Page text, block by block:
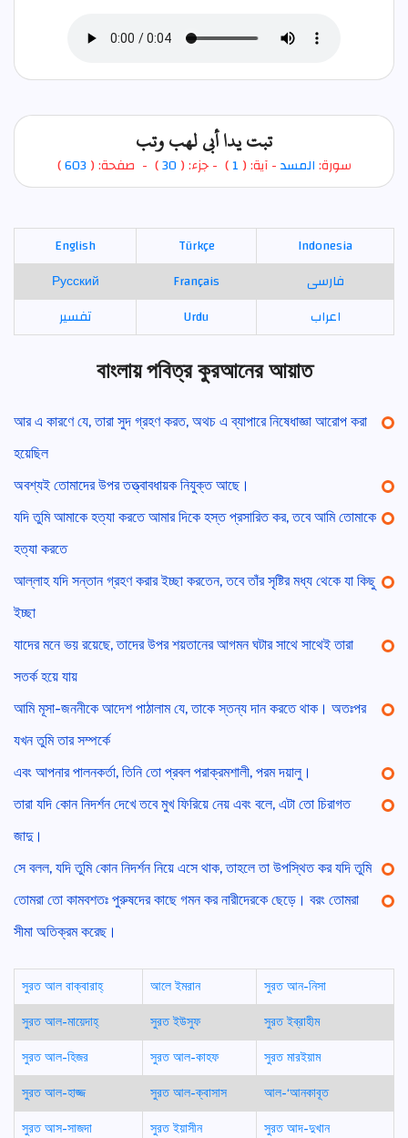
تبت يدا أبي لهب وتب
سورة:المسد- آية: ( 1
) - جزء: (30) - صفحة: (603
)
English Türkçe
Indonesia
Русский
Français
فارسی
تفسير
Urdu اعراب
বাংলায় পবিত্র কুরআনের আয়াত
আর এ কারণে যে, তারা সুদ গ্রহণ করত, অথচ এ ব্যাপারে নিষেধাজ্ঞা আরোপ করা
হয়েছিল
অবশ্যই তোমাদের উপর তত্ত্বাবধায়ক নিযুক্ত আছে।
যদি তুমি আমাকে হত্যা করতে আমার দিকে হস্ত প্রসারিত কর, তবে আমি তোমাকে
হত্যা করতে
আল্লাহ যদি সন্তান গ্রহণ করার ইচ্ছা করতেন, তবে তাঁর সৃষ্টির মধ্য থেকে যা কিছু
ইচ্ছা
যাদের মনে ভয় রয়েছে, তাদের উপর শয়তানের আগমন ঘটার সাথে সাথেই তারা
সতর্ক হয়ে যায়
আমি মূসা-জননীকে আদেশ পাঠালাম যে, তাকে স্তন্য দান করতে থাক। অতঃপর
যখন তুমি তার সম্পর্কে
এবং আপনার পালনকর্তা, তিনি তো প্রবল পরাক্রমশালী, পরম দয়ালু।
তারা যদি কোন নিদর্শন দেখে তবে মুখ ফিরিয়ে নেয় এবং বলে, এটা তো চিরাগত
জাদু।
সে বলল, যদি তুমি কোন নিদর্শন নিয়ে এসে থাক, তাহলে তা উপস্থিত কর যদি তুমি
তোমরা তো কামবশতঃ পুরুষদের কাছে গমন কর নারীদেরকে ছেড়ে। বরং তোমরা
সীমা অতিক্রম করেছ।
সুরত আল বাক্বারাহ্ আলে ইমরান
সুরত আন-নিসা
সুরত আল-মায়েদাহ্
সুরত ইউসুফ
সুরত ইব্রাহীম
সুরত আল-হিজর
সুরত আল-কাহফ
সুরত মারইয়াম
সুরত আল-হাজ্জ
সুরত আল-ক্বাসাস
আল-‘আনকাবূত
সুরত আস-সাজদা
সুরত ইয়াসীন সুরত আদ-দুখান